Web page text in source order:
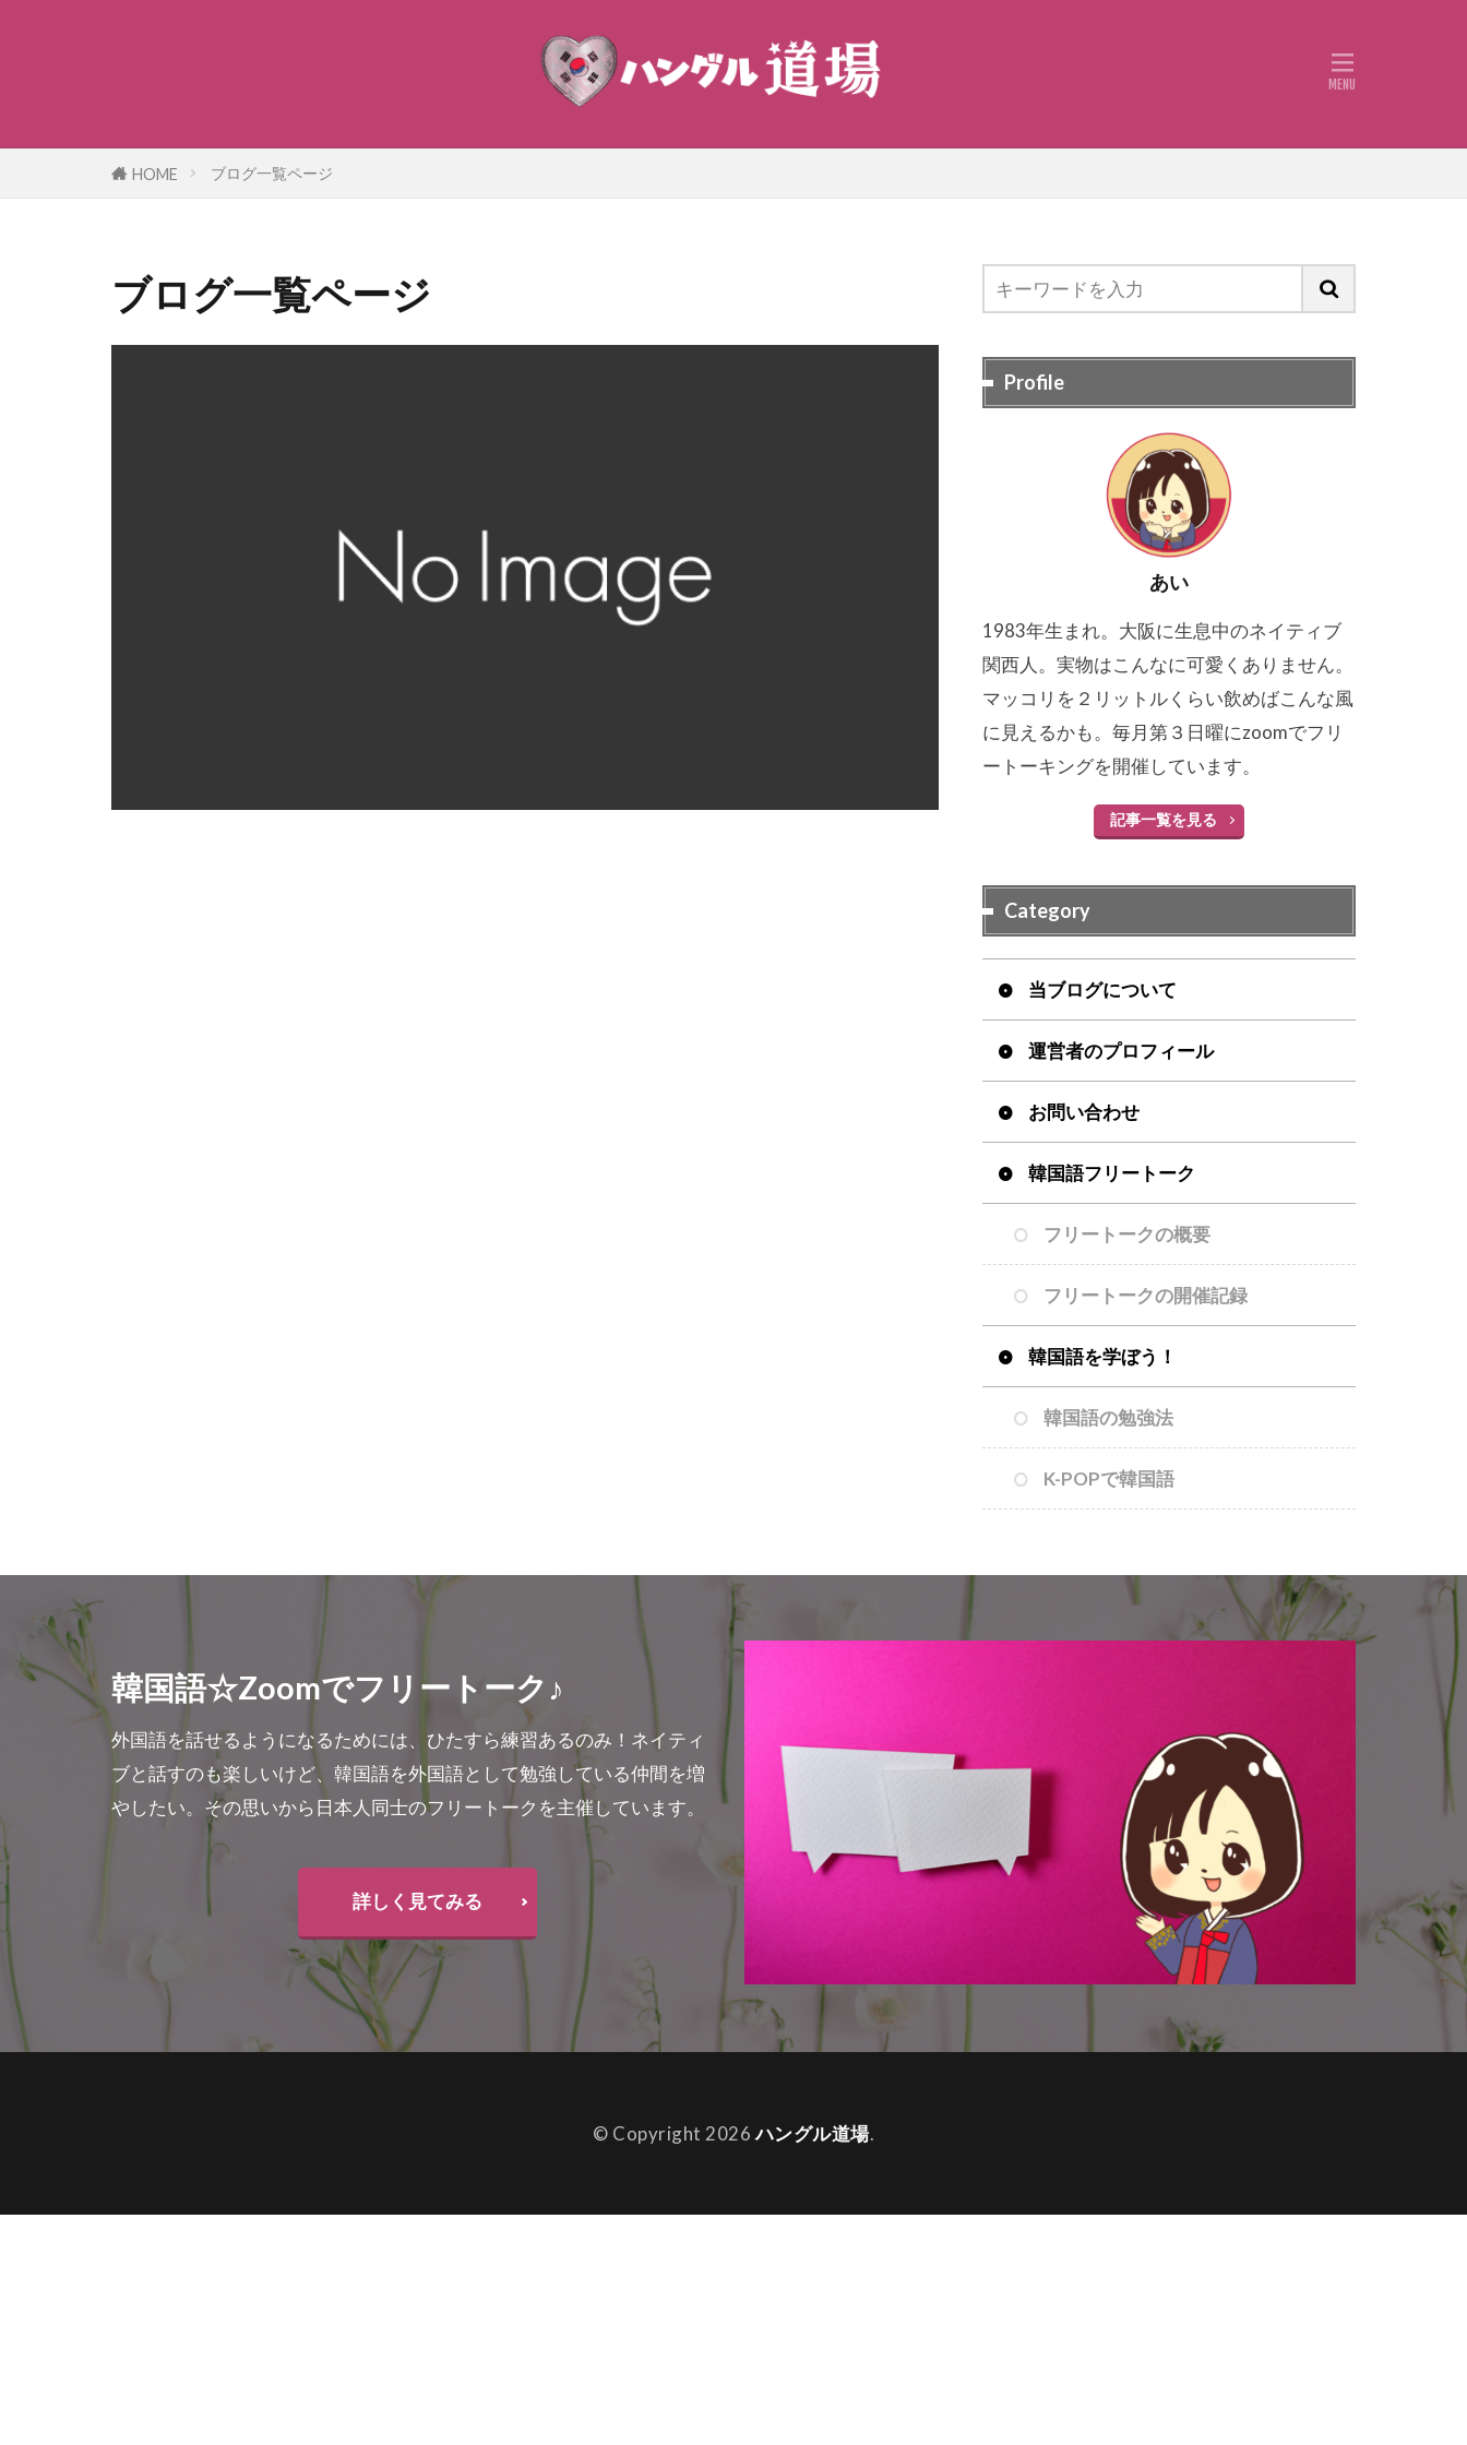
HOME ブログ一覧ページ
ブログ一覧ページ
Profile
あい
1983年生まれ。大阪に生息中のネイティブ
関西人。実物はこんなに可愛くありません。
マッコリを２リットルくらい飲めばこんな風
に見えるかも。毎月第３日曜にzoomでフリ
ートーキングを開催しています。
記事一覧を見る
Category
当ブログについて
運営者のプロフィール
お問い合わせ
韓国語フリートーク
フリートークの概要
フリートークの開催記録
韓国語を学ぼう！
韓国語の勉強法
K-POPで韓国語
韓国語☆Zoomでフリートーク♪
外国語を話せるようになるためには、ひたすら練習あるのみ！ネイティ
ブと話すのも楽しいけど、韓国語を外国語として勉強している仲間を増
やしたい。その思いから日本人同士のフリートークを主催しています。
詳しく見てみる
© Copyright 2026ハングル道場.